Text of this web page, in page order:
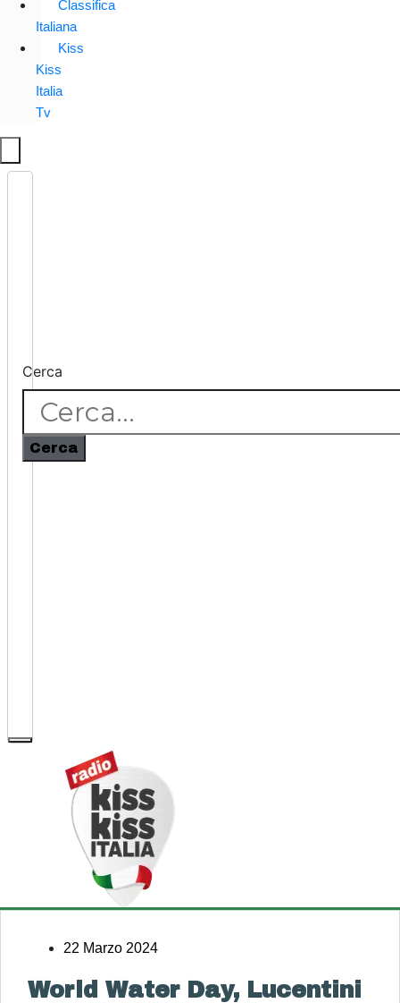
Classifica
Italiana
Kiss
Kiss
Italia
Tv
Cerca
Cerca
22 Marzo 2024
World Water Day, Lucentini